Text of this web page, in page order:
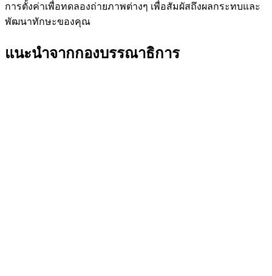
การตั้งค่าเพื่อทดลองถ่ายภาพต่างๆ เพื่อสัมผัสถึงผลกระทบและ
พัฒนาทักษะของคุณ
แนะนำจากกองบรรณาธิการ